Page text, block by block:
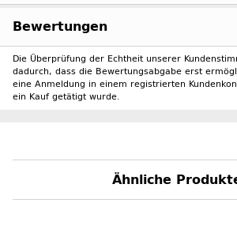
Bewertungen
Die Überprüfung der Echtheit unserer
dadurch, dass die Bewertungsabgabe erst
eine Anmeldung in einem registrierten
ein Kauf getätigt wurde.
Ähnliche